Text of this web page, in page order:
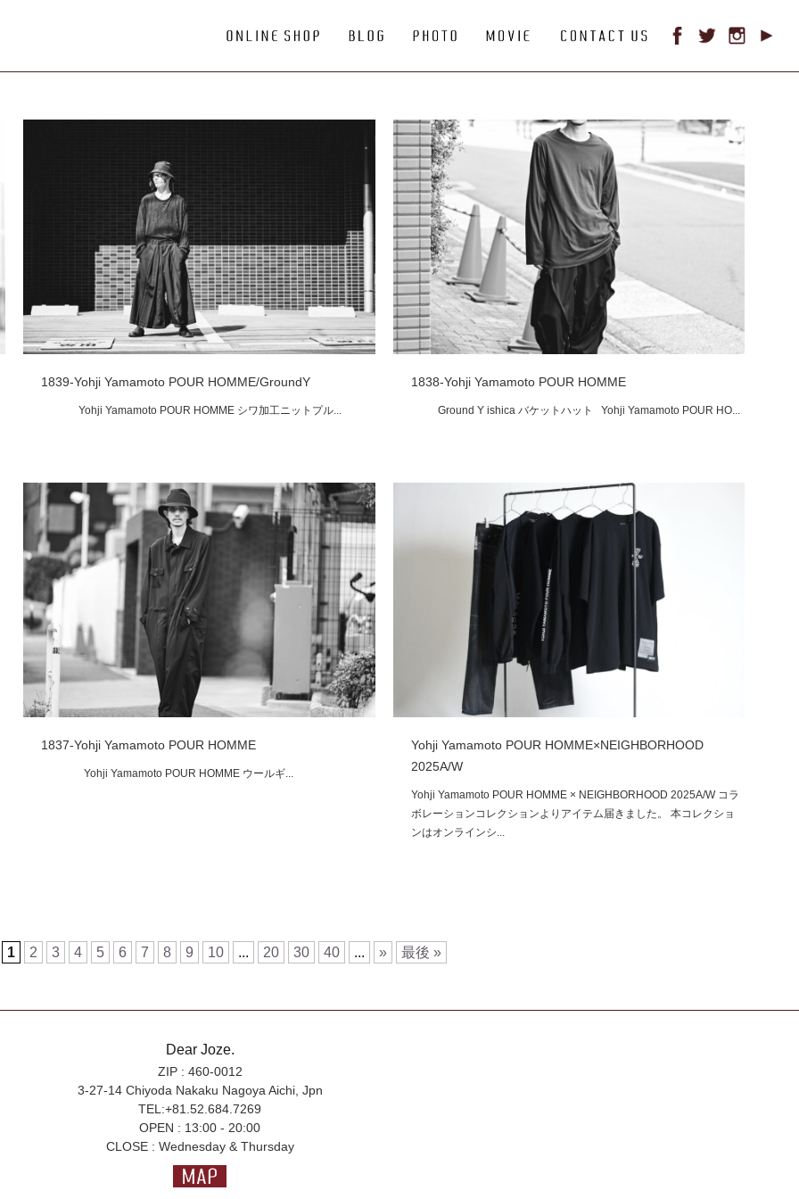
1839-Yohji Yamamoto POUR HOMME/GroundY
Yohji Yamamoto POUR HOMME シワ加工ニットプル...
1838-Yohji Yamamoto POUR HOMME
Ground Y ishica バケットハット Yohji Yamamoto POUR HO...
1837-Yohji Yamamoto POUR HOMME
Yohji Yamamoto POUR HOMME ウールギ...
Yohji Yamamoto POUR HOMME×NEIGHBORHOOD
2025A/W
Yohji Yamamoto POUR HOMME × NEIGHBORHOOD 2025A/W コラ
ボレーションコレクションよりアイテム届きました。 本コレクショ
ンはオンラインシ...
1 2 3 4 5 6 7 8 9 10 ... 20 30 40 ... » 最後 »
Dear Joze.
ZIP : 460-0012
3-27-14 Chiyoda Nakaku Nagoya Aichi, Jpn
TEL:+81.52.684.7269
OPEN : 13:00 - 20:00
CLOSE : Wednesday & Thursday